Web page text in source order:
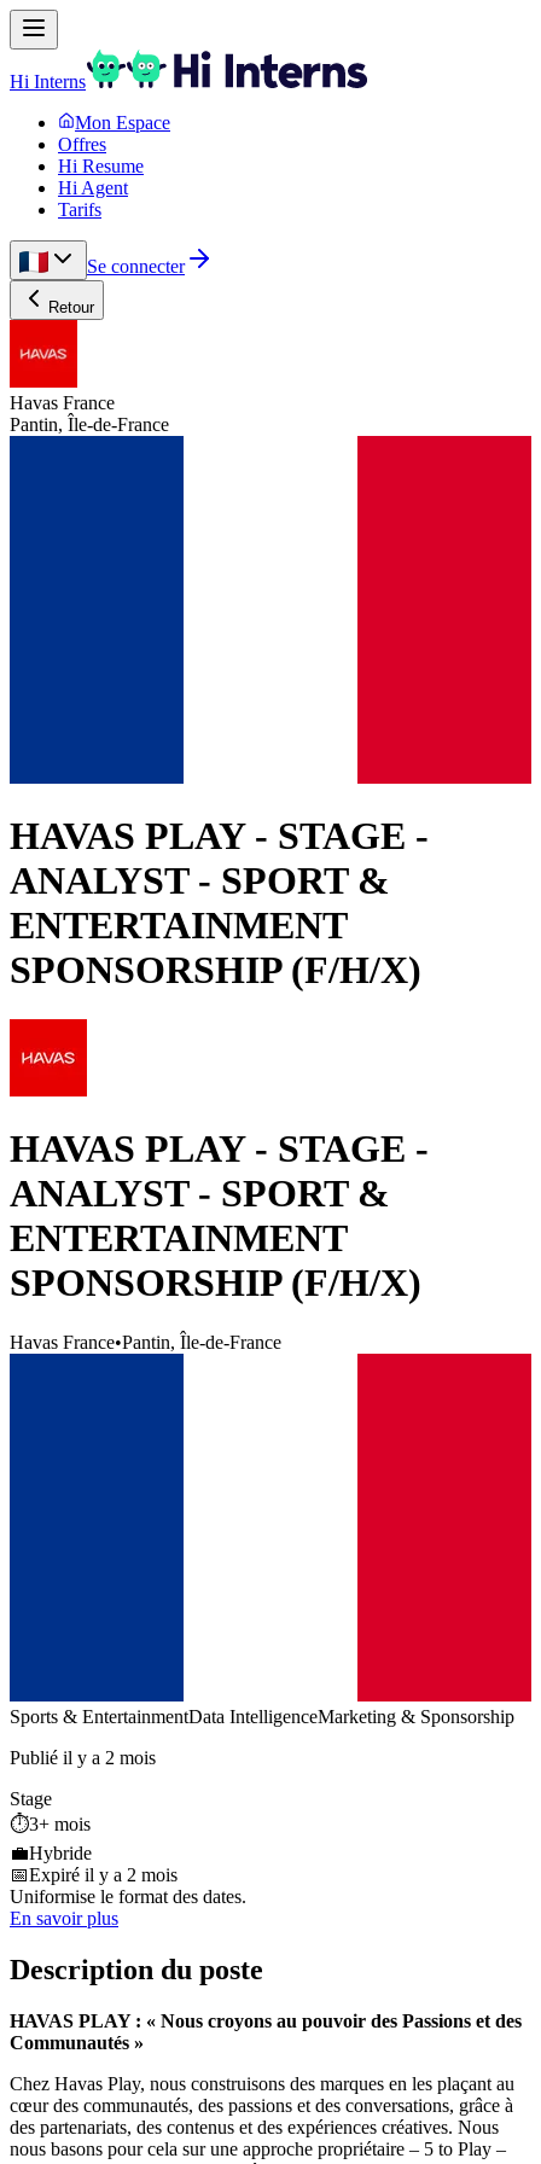
Hi Interns
Mon Espace
Offres
Hi Resume
Hi Agent
Tarifs
Se connecter
Retour
Havas France
Pantin, Île-de-France
HAVAS PLAY - STAGE -
ANALYST - SPORT &
ENTERTAINMENT
SPONSORSHIP (F/H/X)
HAVAS PLAY - STAGE -
ANALYST - SPORT &
ENTERTAINMENT
SPONSORSHIP (F/H/X)
Havas France•Pantin, Île-de-France
Sports & EntertainmentData IntelligenceMarketing & Sponsorship
Publié il y a 2 mois
Stage
⏱️3+ mois
💼Hybride
📅Expiré il y a 2 mois
Uniformise le format des dates.
En savoir plus
Description du poste
HAVAS PLAY : « Nous croyons au pouvoir des Passions et des
Communautés »
Chez Havas Play, nous construisons des marques en les plaçant au
cœur des communautés, des passions et des conversations, grâce à
des partenariats, des contenus et des expériences créatives. Nous
nous basons pour cela sur une approche propriétaire – 5 to Play –